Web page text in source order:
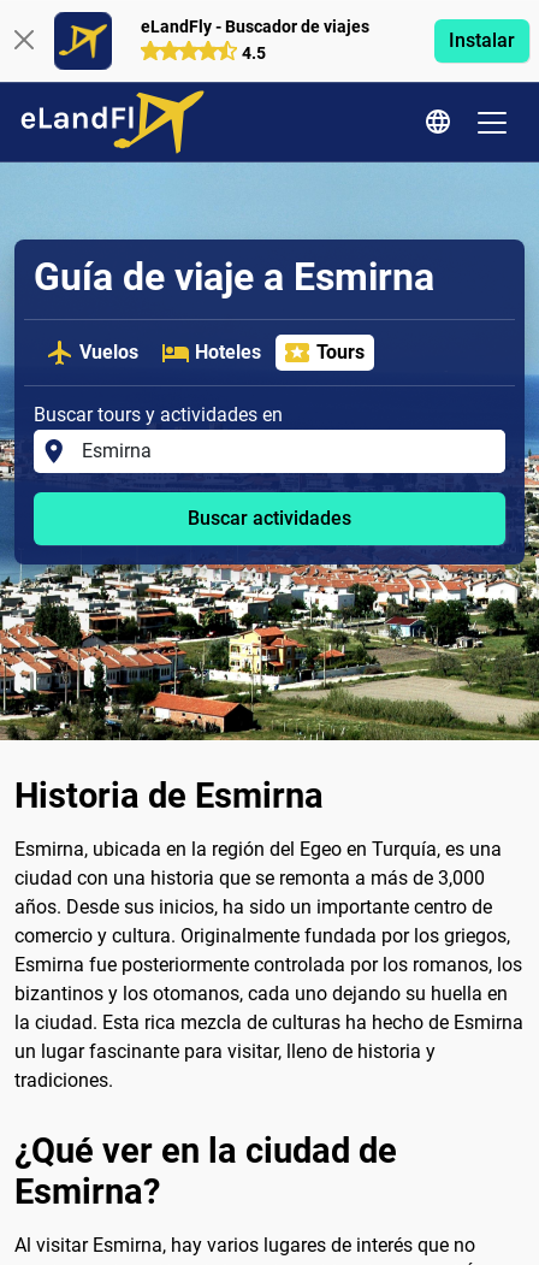
eLandFly - Buscador de viajes
4.5
Instalar
Guía de viaje a Esmirna
Vuelos Hoteles Tours
Buscar tours y actividades en
Buscar actividades
Historia de Esmirna
Esmirna, ubicada en la región del Egeo en Turquía, es una
ciudad con una historia que se remonta a más de 3,000
años. Desde sus inicios, ha sido un importante centro de
comercio y cultura. Originalmente fundada por los griegos,
Esmirna fue posteriormente controlada por los romanos, los
bizantinos y los otomanos, cada uno dejando su huella en
la ciudad. Esta rica mezcla de culturas ha hecho de Esmirna
un lugar fascinante para visitar, lleno de historia y
tradiciones.
¿Qué ver en la ciudad de
Esmirna?
Al visitar Esmirna, hay varios lugares de interés que no